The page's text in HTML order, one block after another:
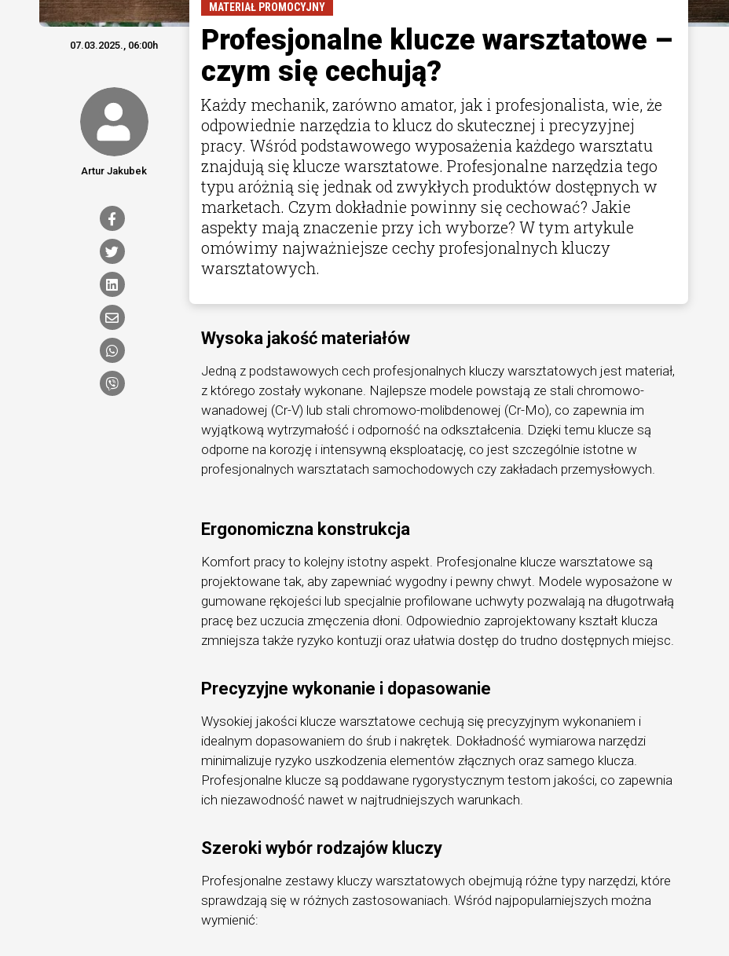
MATERIAŁ PROMOCYJNY
Profesjonalne klucze warsztatowe –
czym się cechują?
Każdy mechanik, zarówno amator, jak i profesjonalista, wie, że
odpowiednie narzędzia to klucz do skutecznej i precyzyjnej
pracy. Wśród podstawowego wyposażenia każdego warsztatu
znajdują się klucze warsztatowe. Profesjonalne narzędzia tego
typu aróżnią się jednak od zwykłych produktów dostępnych w
marketach. Czym dokładnie powinny się cechować? Jakie
aspekty mają znaczenie przy ich wyborze? W tym artykule
omówimy najważniejsze cechy profesjonalnych kluczy
warsztatowych.
07.03.2025., 06:00h
Artur Jakubek
Wysoka jakość materiałów
Jedną z podstawowych cech profesjonalnych kluczy warsztatowych jest materiał,
z którego zostały wykonane. Najlepsze modele powstają ze stali chromowo-
wanadowej (Cr-V) lub stali chromowo-molibdenowej (Cr-Mo), co zapewnia im
wyjątkową wytrzymałość i odporność na odkształcenia. Dzięki temu klucze są
odporne na korozję i intensywną eksploatację, co jest szczególnie istotne w
profesjonalnych warsztatach samochodowych czy zakładach przemysłowych.
Ergonomiczna konstrukcja
Komfort pracy to kolejny istotny aspekt. Profesjonalne klucze warsztatowe są
projektowane tak, aby zapewniać wygodny i pewny chwyt. Modele wyposażone w
gumowane rękojeści lub specjalnie profilowane uchwyty pozwalają na długotrwałą
pracę bez uczucia zmęczenia dłoni. Odpowiednio zaprojektowany kształt klucza
zmniejsza także ryzyko kontuzji oraz ułatwia dostęp do trudno dostępnych miejsc.
Precyzyjne wykonanie i dopasowanie
Wysokiej jakości klucze warsztatowe cechują się precyzyjnym wykonaniem i
idealnym dopasowaniem do śrub i nakrętek. Dokładność wymiarowa narzędzi
minimalizuje ryzyko uszkodzenia elementów złącznych oraz samego klucza.
Profesjonalne klucze są poddawane rygorystycznym testom jakości, co zapewnia
ich niezawodność nawet w najtrudniejszych warunkach.
Szeroki wybór rodzajów kluczy
Profesjonalne zestawy kluczy warsztatowych obejmują różne typy narzędzi, które
sprawdzają się w różnych zastosowaniach. Wśród najpopularniejszych można
wymienić: